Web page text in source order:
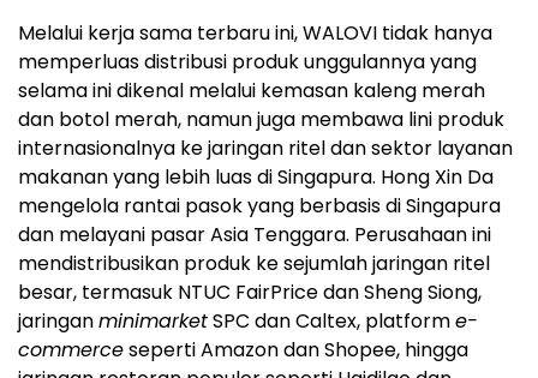
Melalui kerja sama terbaru ini, WALOVI tidak hanya
memperluas distribusi produk unggulannya yang
selama ini dikenal melalui kemasan kaleng merah
dan botol merah, namun juga membawa lini produk
internasionalnya ke jaringan ritel dan sektor layanan
makanan yang lebih luas di Singapura. Hong Xin Da
mengelola rantai pasok yang berbasis di Singapura
dan melayani pasar Asia Tenggara. Perusahaan ini
mendistribusikan produk ke sejumlah jaringan ritel
besar, termasuk NTUC FairPrice dan Sheng Siong,
jaringanminimarketSPC dan Caltex, platforme-
commerceseperti Amazon dan Shopee, hingga